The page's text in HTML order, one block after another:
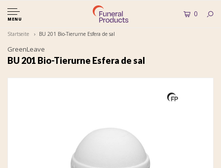
MENU
0
Startseite BU 201 Bio-Tierurne Esfera de sal
GreenLeave
BU 201 Bio-Tierurne Esfera de sal